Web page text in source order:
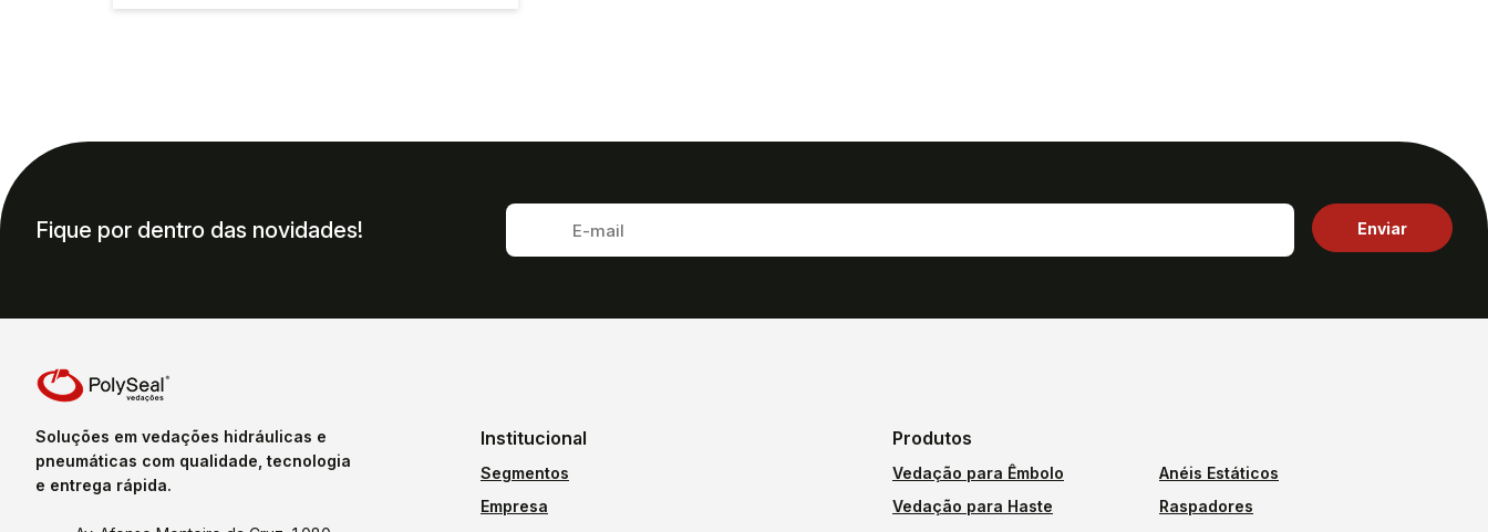
Fique por dentro das novidades!
Soluções em vedações hidráulicas e
pneumáticas com qualidade, tecnologia
e entrega rápida.
Institucional
Segmentos
Empresa
Produtos
Vedação para Êmbolo
Vedação para Haste
Anéis Estáticos
Raspadores